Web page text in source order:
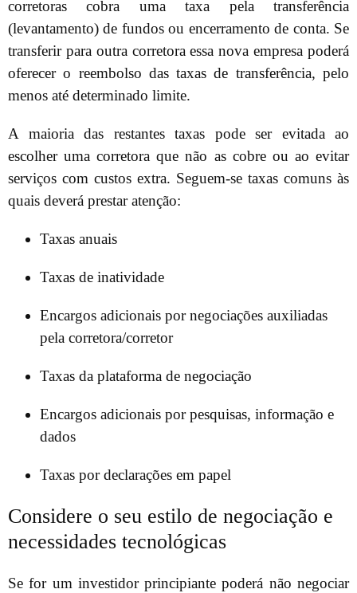
corretoras cobra uma taxa pela transferência
(levantamento) de fundos ou encerramento de conta. Se
transferir para outra corretora essa nova empresa poderá
oferecer o reembolso das taxas de transferência, pelo
menos até determinado limite.
A maioria das restantes taxas pode ser evitada ao
escolher uma corretora que não as cobre ou ao evitar
serviços com custos extra. Seguem-se taxas comuns às
quais deverá prestar atenção:
Taxas anuais
Taxas de inatividade
Encargos adicionais por negociações auxiliadas
pela corretora/corretor
Taxas da plataforma de negociação
Encargos adicionais por pesquisas, informação e
dados
Taxas por declarações em papel
Considere o seu estilo de negociação e
necessidades tecnológicas
Se for um investidor principiante poderá não negociar